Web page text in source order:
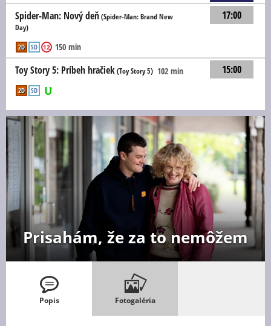
Spider-Man: Nový deň(Spider-Man: Brand New
Day)
150 min
2D SD 12
17:00
Toy Story 5: Príbeh hračiek(Toy Story 5) 102 min
2D SD
15:00
Prisahám, že za to nemôžem
Popis Fotogaléria